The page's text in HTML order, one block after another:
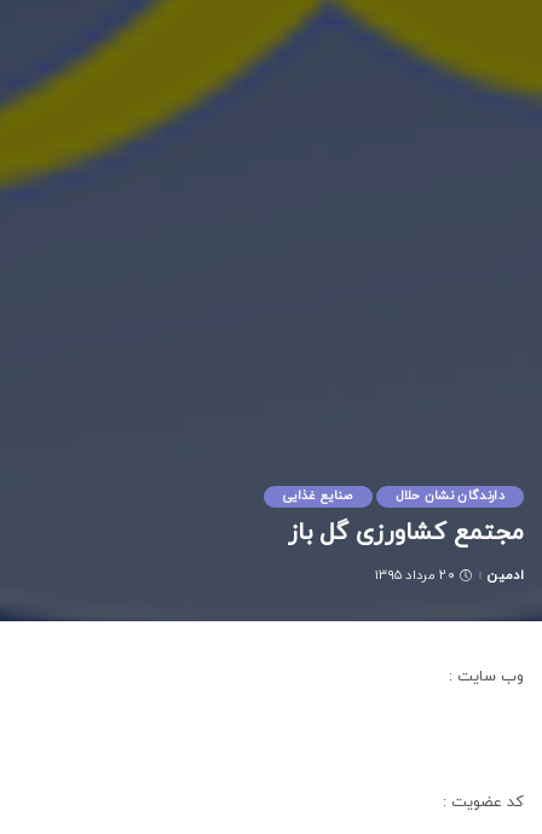
دارندگان نشان حلال صنایع غذایی
مجتمع کشاورزی گل باز
Posted
ادمین ۲۰ مرداد ۱۳۹۵
وب سایت :
کد عضویت :